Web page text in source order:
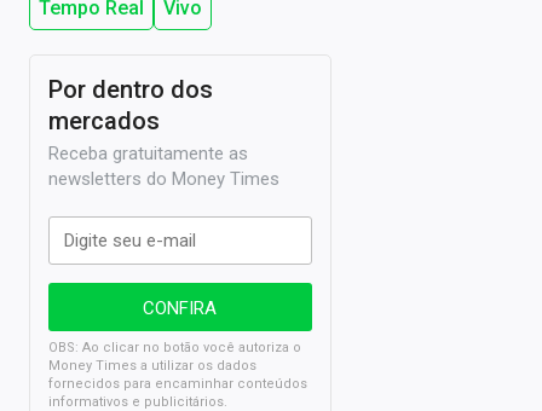
Tempo Real
Vivo
Por dentro dos
mercados
Receba gratuitamente as
newsletters do Money Times
OBS: Ao clicar no botão você autoriza o
Money Times a utilizar os dados
fornecidos para encaminhar conteúdos
informativos e publicitários.